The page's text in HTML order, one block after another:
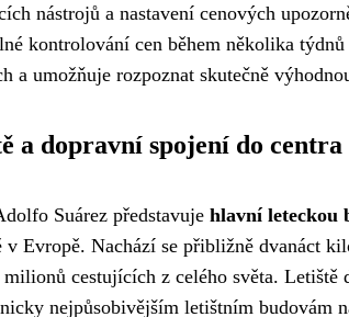
nástrojů a nastavení cenových
kontrolování cen během několika
a umožňuje rozpoznat skutečně
a dopravní spojení do centra
Suárez představuje hlavní leteckou
v Evropě. Nachází se přibližně dvanáct
cestujících z celého světa.
nejpůsobivějším letištním budovám